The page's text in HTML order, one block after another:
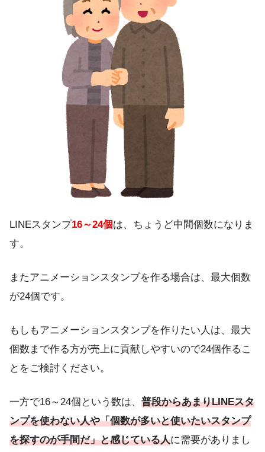
LINEスタンプ16～24個は、ちょうど中間個数になりま
す。
またアニメーションスタンプを作る場合は、最大個数
が24個です。
もしもアニメーションスタンプを作りたい人は、最大
個数まで作る方が売上に貢献しやすいので24個作るこ
とをご検討ください。
一方で16～24個という数は、 普段からあまりLINEスタ
ンプを使わない人や「個数が多いと使いたいスタンプ
を探すのが手間だ」と感じている人に需要がありまし